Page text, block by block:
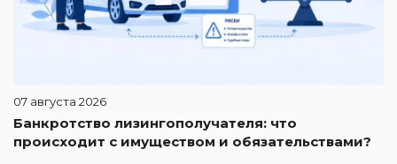
07 августа 2026
Банкротство лизингополучателя: что
происходит с имуществом и обязательствами?